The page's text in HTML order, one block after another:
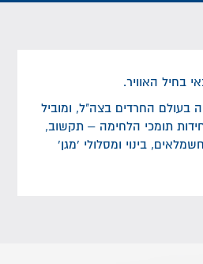
בחיל האוויר.
בעולם החרדים בצה"ל, ומוביל
תומכי הלחימה – תקשוב,
בינוי ומסלולי 'מגן'